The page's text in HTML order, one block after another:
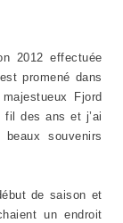
2012 effectuée
promené dans
Fjord
fil des ans et j’ai
souvenirs
de saison et
un endroit